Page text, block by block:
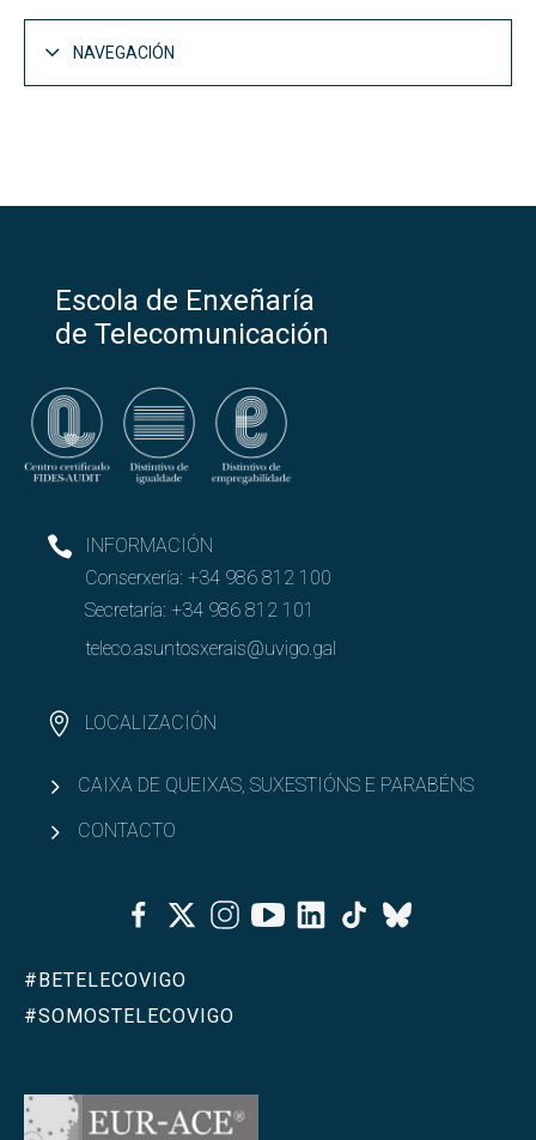
NAVEGACIÓN
Escola de Enxeñaría
de Telecomunicación
INFORMACIÓN
Conserxería: +34 986 812 100
Secretaría: +34 986 812 101
teleco.asuntosxerais@uvigo.gal
LOCALIZACIÓN
CAIXA DE QUEIXAS, SUXESTIÓNS E PARABÉNS
CONTACTO
FacebookTwitterInstagramYoutubeLinkedinTiktok
Bluesky
#BETELECOVIGO
#SOMOSTELECOVIGO